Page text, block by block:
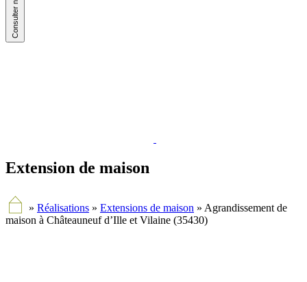
Extension de maison
» Réalisations » Extensions de maison » Agrandissement de
maison à Châteauneuf d’Ille et Vilaine (35430)